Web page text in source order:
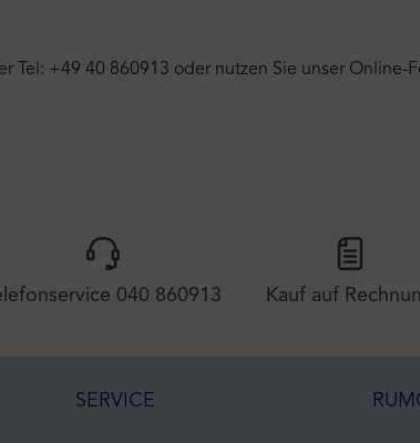
Tel: +49 40 860913 oder nutzen Sie unser
040 860913 Kauf auf
SERVICE